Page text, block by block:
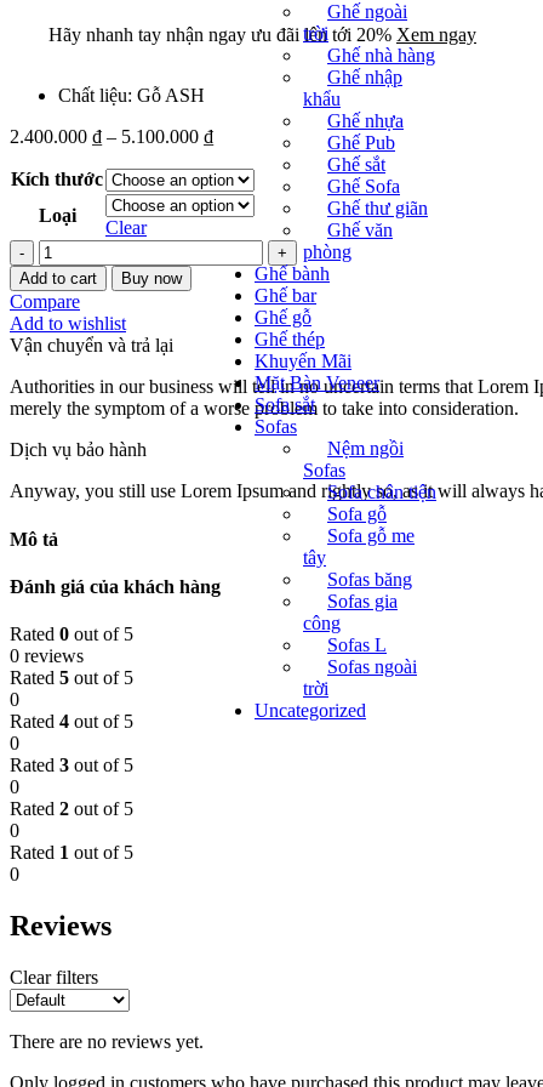
Ghế ngoài
trời
Ghế nhà hàng
Ghế nhập
khẩu
Ghế nhựa
Ghế Pub
Ghế sắt
Ghế Sofa
Ghế thư giãn
Ghế văn
phòng
Ghế bành
Ghế bar
Ghế gỗ
Ghế thép
Khuyến Mãi
Mặt Bàn Veneer
Sofa sắt
Sofas
Nệm ngồi
Sofas
Sofa chân tiện
Sofa gỗ
Sofa gỗ me
tây
Sofas băng
Sofas gia
công
Sofas L
Sofas ngoài
trời
Uncategorized
Hãy nhanh tay nhận ngay ưu đãi lên tới 20% Xem ngay
Chất liệu: Gỗ ASH
2.400.000 ₫ – 5.100.000 ₫
Kích thước
Loại
Clear
Bộ
Bàn
Ghế
Neva
quantity
Add to cart Buy now
Compare
Add to wishlist
Vận chuyển và trả lại
Authorities in our business will tell in no uncertain terms that Lorem
merely the symptom of a worse problem to take into consideration.
Dịch vụ bảo hành
Anyway, you still use Lorem Ipsum and rightly so, as it will always
Mô tả
Đánh giá của khách hàng
Rated 0 out of 5
0 reviews
Rated 5 out of 5
0
Rated 4 out of 5
0
Rated 3 out of 5
0
Rated 2 out of 5
0
Rated 1 out of 5
0
Reviews
Clear filters
There are no reviews yet.
Only logged in customers who have purchased this product may